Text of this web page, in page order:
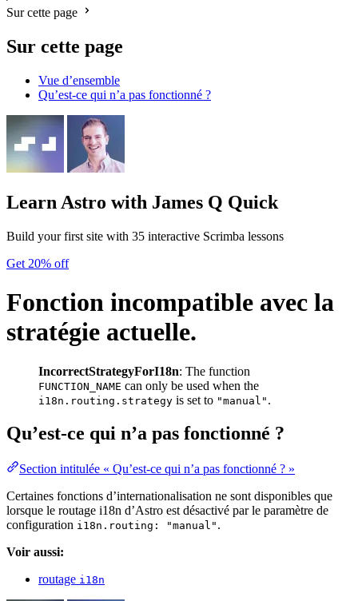
Sur cette page
Sur cette page
Vue d’ensemble
Qu’est-ce qui n’a pas fonctionné ?
Learn Astro with James Q Quick
Build your first site with 35 interactive Scrimba lessons
Get 20% off
Fonction incompatible avec la
stratégie actuelle.
IncorrectStrategyForI18n: The function
FUNCTION_NAME can only be used when the
i18n.routing.strategy is set to "manual" .
Qu’est-ce qui n’a pas fonctionné ?
Section intitulée « Qu’est-ce qui n’a pas fonctionné ? »
Certaines fonctions d’internationalisation ne sont disponibles que
lorsque le routage i18n d’Astro est désactivé par le paramètre de
configuration i18n.routing: "manual" .
Voir aussi:
routage i18n